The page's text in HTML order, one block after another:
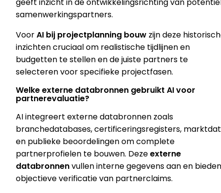
samenwerkingspartners.
VoorAI bij projectplanning bouw zijn deze
inzichten cruciaal om realistische tijdlijnen en
budgetten te stellen en de juiste partners te
selecteren voor specifieke projectfasen.
Welke externe databronnen gebruikt AI voor
partnerevaluatie?
AI integreert externe databronnen zoals
branchedatabases, certificeringsregisters,
en publieke beoordelingen om complete
partnerprofielen te bouwen. Dezeexterne
databronnenvullen interne gegevens aan en bieden
objectieve verificatie van partnerclaims.